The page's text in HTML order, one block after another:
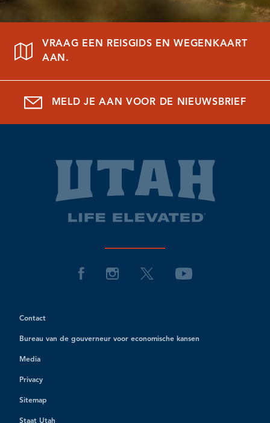
VRAAG EEN REISGIDS EN WEGENKAART
AAN.
MELD JE AAN VOOR DE NIEUWSBRIEF
Contact
Bureau van de gouverneur voor economische kansen
Media
Privacy
Sitemap
Staat Utah